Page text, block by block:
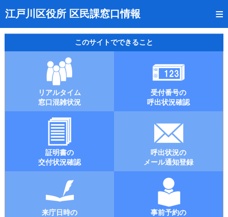
江戸川区役所 区民課窓口情報
トップページ
リアルタイム窓口混雑状況
受付番号の呼出状況確認
証明書の交付状況確認
呼出状況のメール通知登録
来庁日時の事前予約
事前予約の確認・取消
混雑予想カレンダー
本サイトのご利用案内
このサイトでできること
リアルタイム
窓口混雑状況
受付番号の
呼出状況確認
証明書の
交付状況確認
呼出状況の
メール通知登録
来庁日時の
事前予約の